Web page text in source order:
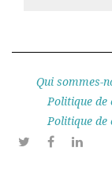
Qui sommes-
Politique de
Politique de